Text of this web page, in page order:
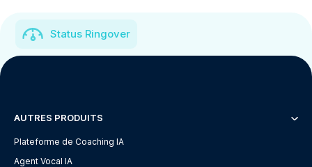
Status Ringover
AUTRES PRODUITS
Plateforme de Coaching IA
Agent Vocal IA